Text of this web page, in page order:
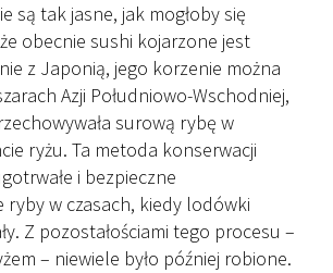
są tak jasne, jak mogłoby się
obecnie sushi kojarzone jest
z Japonią, jego korzenie można
Azji Południowo-Wschodniej,
surową rybę w
ryżu. Ta metoda konserwacji
i bezpieczne
ryby w czasach, kiedy lodówki
Z pozostałościami tego procesu –
– niewiele było później robione.